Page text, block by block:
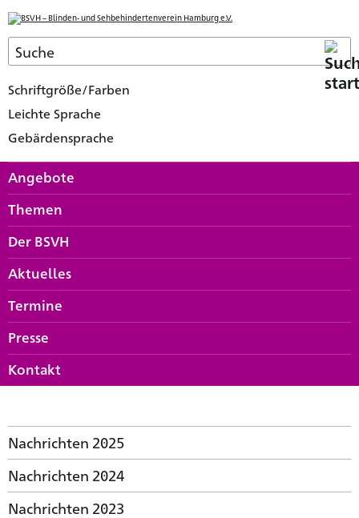
Schriftgröße/Farben
Leichte Sprache
Gebärdensprache
Angebote
Themen
Der BSVH
Aktuelles
Termine
Presse
Kontakt
Nachrichten 2025
Nachrichten 2024
Nachrichten 2023